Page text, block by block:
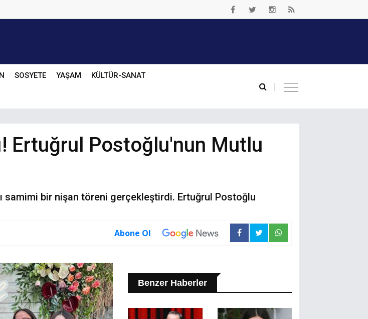
SOSYETE YAŞAM KÜLTÜR-SANAT
Ertuğrul Postoğlu'nun Mutlu
samimi bir nişan töreni gerçekleştirdi. Ertuğrul Postoğlu
Abone Ol
Benzer Haberler